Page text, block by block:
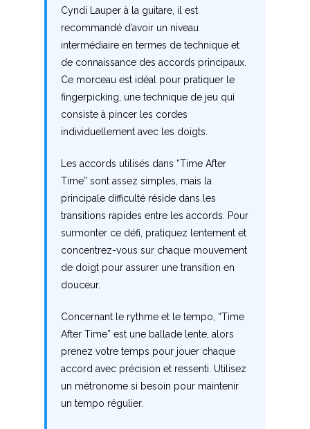
Cyndi Lauper à la guitare, il est
recommandé d’avoir un niveau
intermédiaire en termes de technique et
de connaissance des accords principaux.
Ce morceau est idéal pour pratiquer le
fingerpicking, une technique de jeu qui
consiste à pincer les cordes
individuellement avec les doigts.
Les accords utilisés dans “Time After
Time” sont assez simples, mais la
principale difficulté réside dans les
transitions rapides entre les accords. Pour
surmonter ce défi, pratiquez lentement et
concentrez-vous sur chaque mouvement
de doigt pour assurer une transition en
douceur.
Concernant le rythme et le tempo, “Time
After Time” est une ballade lente, alors
prenez votre temps pour jouer chaque
accord avec précision et ressenti. Utilisez
un métronome si besoin pour maintenir
un tempo régulier.
J
K
L
M
N
O
P
Q
R
T
U
V